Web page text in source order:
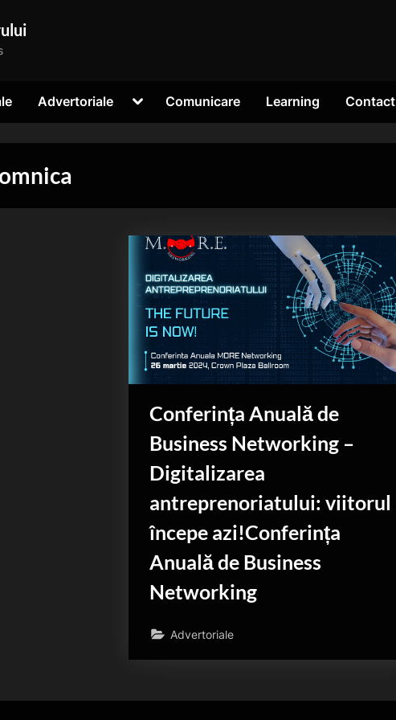
Advertoriale
Toggle
menu
Comunicare Learning Contact
Conferința Anuală de
Business Networking –
Digitalizarea
antreprenoriatului: viitorul
începe azi!Conferința
Anuală de Business
Networking
Advertoriale